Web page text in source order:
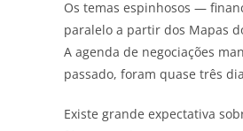
Os temas espinhosos —
paralelo a partir dos Mapas
A agenda de negociações
passado, foram quase três
Existe grande expectativa